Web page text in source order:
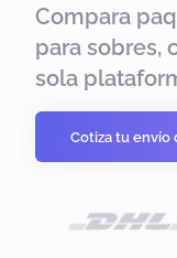
Compara
para sobres,
sola
Cotiza tu envío